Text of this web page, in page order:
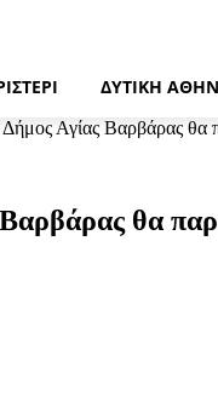
ΔΥΤΙΚΉ
Αγίας Βαρβάρας θα
θα